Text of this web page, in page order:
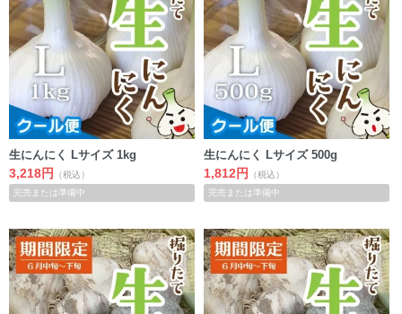
生にんにく Lサイズ 1kg
3,218円
（税込）
完売または準備中
生にんにく Lサイズ 500g
1,812円
（税込）
完売または準備中